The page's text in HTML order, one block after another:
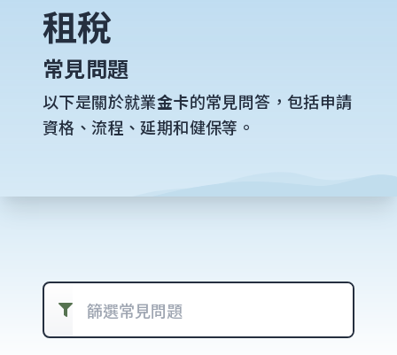
租稅
常見問題
以下是關於就業金卡的常見問答，包括申請
資格、流程、延期和健保等。
篩選常見問題